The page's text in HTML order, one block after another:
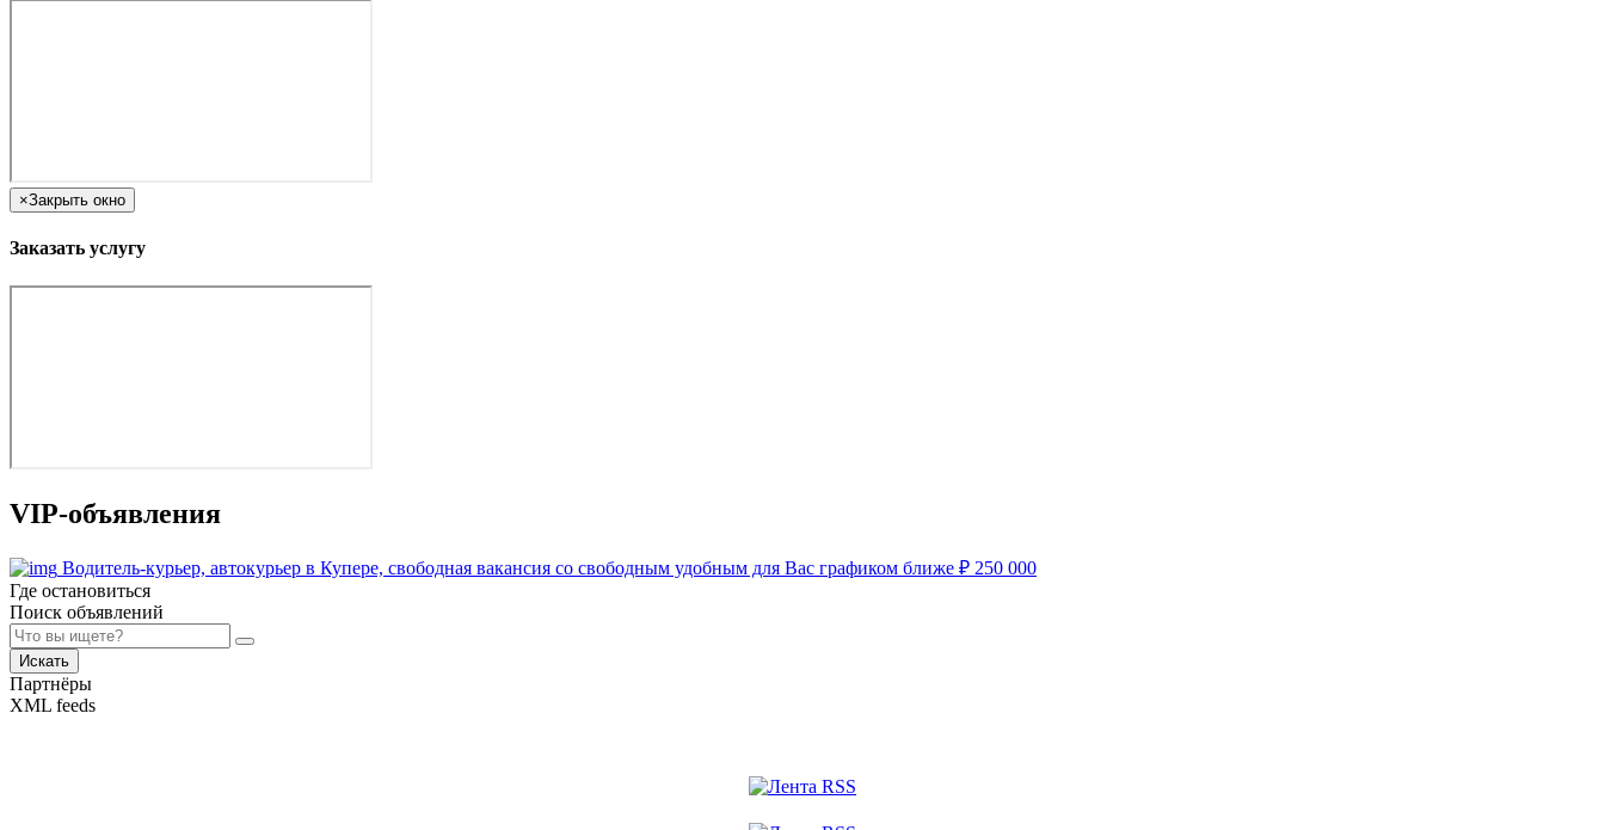
×Закрыть окно
Заказать услугу
VIP-объявления
Водитель-курьер, автокурьер в Купере, свободная вакансия со свободным удобным для Вас графиком ближе ₽ 250 000
Где остановиться
Поиск объявлений
Искать
Партнёры
XML feeds